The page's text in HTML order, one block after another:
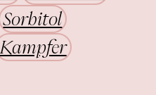
Sorbitol
Kampfer